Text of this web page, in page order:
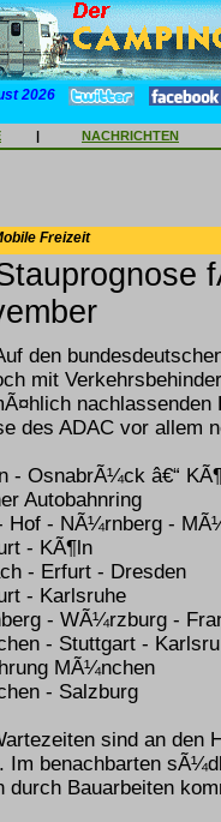
2026
| NACHRICHTEN
Freizeit
den
mit
des ADAC vor allem
- OsnabrÃ¼ck â€“
Autobahnring
Hof - NÃ¼rnberg -
- KÃ¶ln
- Erfurt - Dresden
- Karlsruhe
- WÃ¼rzburg -
- Stuttgart -
MÃ¼nchen
- Salzburg
sind an den
Im benachbarten
durch Bauarbeiten